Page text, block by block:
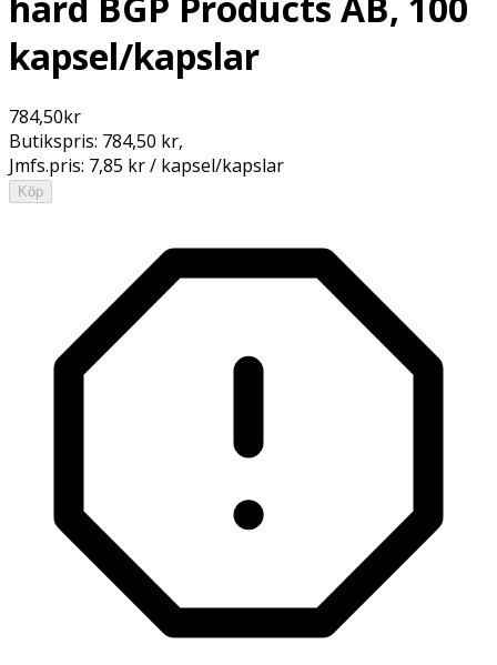
kapsel/kapslar
784,50kr
Butikspris: 784,50 kr,
Jmfs.pris: 7,85 kr / kapsel/kapslar
Köp